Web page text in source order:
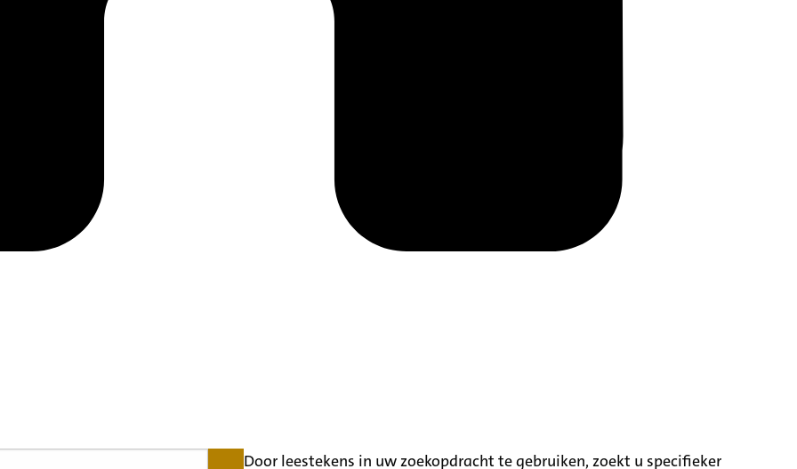
Door leestekens in uw zoekopdracht te gebruiken, zoekt u specifieker